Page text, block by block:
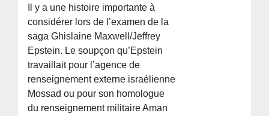
Il y a une histoire importante à
considérer lors de l’examen de la
saga Ghislaine Maxwell/Jeffrey
Epstein. Le soupçon qu’Epstein
travaillait pour l’agence de
renseignement externe israélienne
Mossad ou pour son homologue
du renseignement militaire Aman